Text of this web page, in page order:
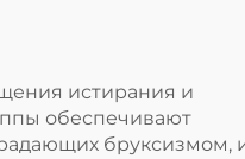
от скрежета
зубами
истирания и
обеспечивают
бруксизмом,